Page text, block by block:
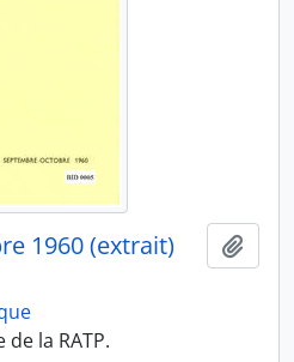
1960 (extrait)
la RATP.